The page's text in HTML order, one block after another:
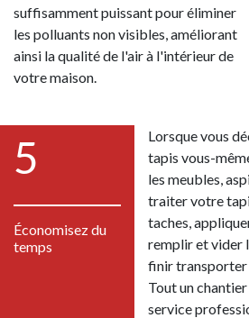
suffisamment puissant pour éliminer
les polluants non visibles, améliorant
ainsi la qualité de l'air à l'intérieur de
votre maison.
5
Économisez du
temps
Lorsque vous
tapis vous-
les meubles,
traiter votre
taches,
remplir et vider
finir transporter
Tout un
service